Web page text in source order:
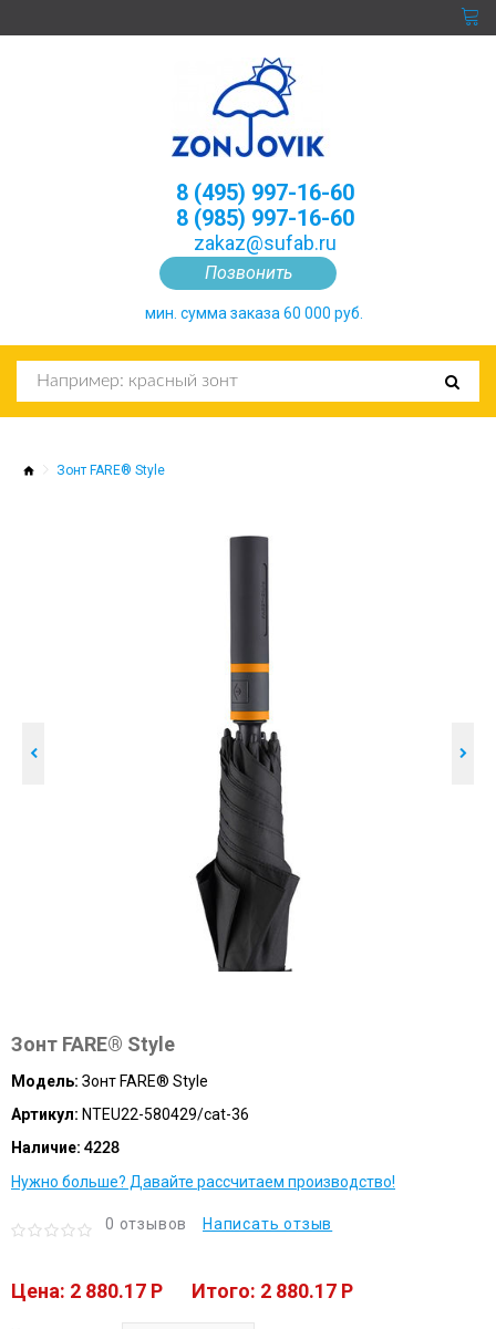
Позвонить
8 (495) 997-16-60
8 (985) 997-16-60
zakaz@sufab.ru
мин. сумма заказа 60 000 руб.
Зонт FARE® Style
Зонт FARE® Style
Модель: Зонт FARE® Style
Артикул: NTEU22-580429/cat-36
Наличие: 4228
Нужно больше? Давайте рассчитаем производство!
0 отзывов Написать отзыв
Цена: 2 880.17 P Итого: 2 880.17 P